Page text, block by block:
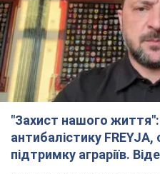
4 години тому 50,0 т.
"Балістика вбиває
обговорити
Україною
Глава МЗС Польщі закликав до
Україною
7,9 т.